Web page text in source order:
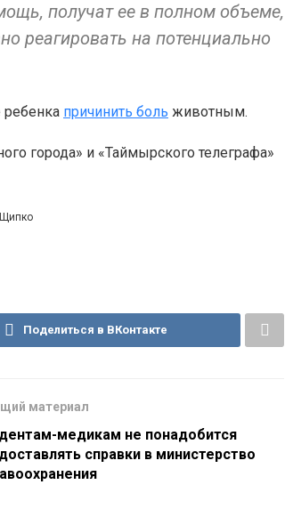
получат ее в полном объеме,
реагировать на потенциально
ребенка причинить боль животным.
города» и «Таймырского телеграфа»
Поделиться в ВКонтакте
материал
медикам не понадобится
справки в министерство